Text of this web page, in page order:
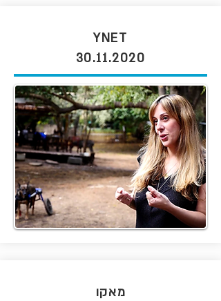
YNET
30.11.2020
מאקו